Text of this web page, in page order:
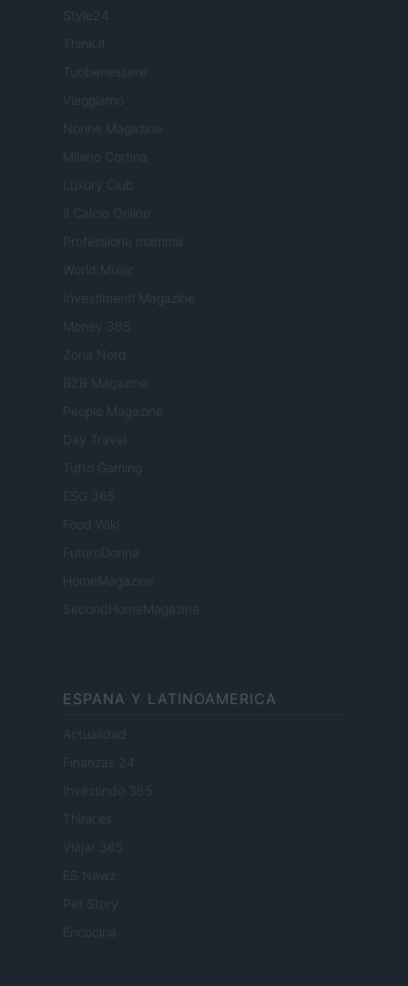
Style24
Think.it
Tuobenessere
Viaggiamo
Nonne Magazine
Milano Cortina
Luxury Club
Il Calcio Online
Professione mamma
World Music
Investimenti Magazine
Money 365
Zona Nerd
B2B Magazine
People Magazine
Day Travel
Tutto Gaming
ESG 365
Food Wiki
FuturoDonna
HomeMagazine
SecondHomeMagazine
ESPANA Y LATINOAMERICA
Actualidad
Finanzas 24
Investindo 365
Think.es
Viajar 365
ES Newz
Encocina